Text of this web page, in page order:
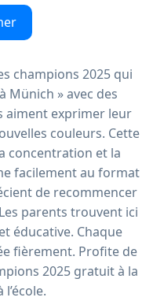
champions 2025 qui
Münich » avec des
aiment exprimer leur
couleurs. Cette
concentration et la
facilement au format
de recommencer
parents trouvent ici
éducative. Chaque
fièrement. Profite de
2025 gratuit à la